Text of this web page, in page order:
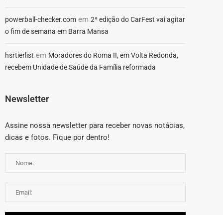
powerball-checker.com em 2ª edição do CarFest vai agitar
o fim de semana em Barra Mansa
hsrtierlist em Moradores do Roma II, em Volta Redonda,
recebem Unidade de Saúde da Família reformada
Newsletter
Assine nossa newsletter para receber novas notácias,
dicas e fotos. Fique por dentro!